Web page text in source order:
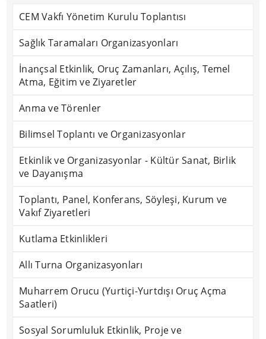
CEM Vakfı Yönetim Kurulu Toplantısı
Sağlık Taramaları Organizasyonları
İnançsal Etkinlik, Oruç Zamanları, Açılış, Temel
Atma, Eğitim ve Ziyaretler
Anma ve Törenler
Bilimsel Toplantı ve Organizasyonlar
Etkinlik ve Organizasyonlar - Kültür Sanat, Birlik
ve Dayanışma
Toplantı, Panel, Konferans, Söyleşi, Kurum ve
Vakıf Ziyaretleri
Kutlama Etkinlikleri
Allı Turna Organizasyonları
Muharrem Orucu (Yurtiçi-Yurtdışı Oruç Açma
Saatleri)
Sosyal Sorumluluk Etkinlik, Proje ve